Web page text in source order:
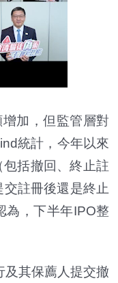
加，但監管層對
統計，今年以來
括撤回、終止註
註冊後還是終止
為，下半年IPO整
其保薦人提交撤